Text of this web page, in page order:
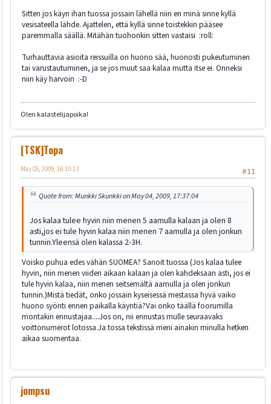
Sitten jos käyn ihan tuossa jossain lähellä niin en minä sinne kyllä
vesisateella lähde. Ajattelen, että kyllä sinne toistekkin pääsee
paremmalla säällä. Mitähän tuohonkin sitten vastaisi :roll:
Turhauttavia asioita reissuilla on huono sää, huonosti pukeutuminen
tai varustautuminen, ja se jos muut saa kalaa mutta itse ei. Onneksi
niin käy harvoin :-D
Olen kalastelijapoika!
[TSK]Topa
#11
May 05, 2009, 16:10:13
Quote from: Munkki Skunkki on May 04, 2009, 17:37:04
Jos kalaa tulee hyvin niin menen 5 aamulla kalaan ja olen 8
asti,jos ei tule hyvin kalaa niin menen 7 aamulla ja olen jonkun
tunnin.Yleensä olen kalassa 2-3H.
Voisko puhua edes vähän SUOMEA? Sanoit tuossa (Jos kalaa tulee
hyvin, niin menen viiden aikaan kalaan ja olen kahdeksaan asti, jos ei
tule hyvin kalaa, niin menen seitsemältä aamulla ja olen jonkun
tunnin.)Mistä tiedät, onko jossain kyseisessä mestassa hyvä vaiko
huono syönti ennen paikalla käyntiä?Vai onko täällä foorumilla
montakin ennustajaa....Jos on, nii ennustas mulle seuraavaks
voittonumerot lotossa.Ja tossa tekstissä meni ainakin minulla hetken
aikaa suomentaa.
jompsu